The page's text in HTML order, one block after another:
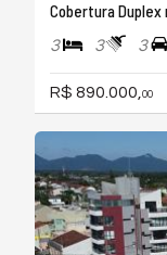
Cobertura Duplex
3 3 3
R$ 890.000, 00